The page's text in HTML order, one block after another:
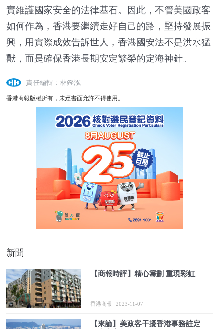
實維護國家安全的法律基石。因此，不管美國政客
如何作為，香港要繼續走好自己的路，堅持發展振
興，用實際成效告訴世人，香港國安法不是洪水猛
獸，而是確保香港長期安定繁榮的定海神針。
責任編輯：林鏗泓
香港商報版權所有，未經書面允許不得使用。
新聞
【商報時評】精心籌劃 重現彩虹
香港商報 2023-11-07
【來論】美政客干擾香港事務註定